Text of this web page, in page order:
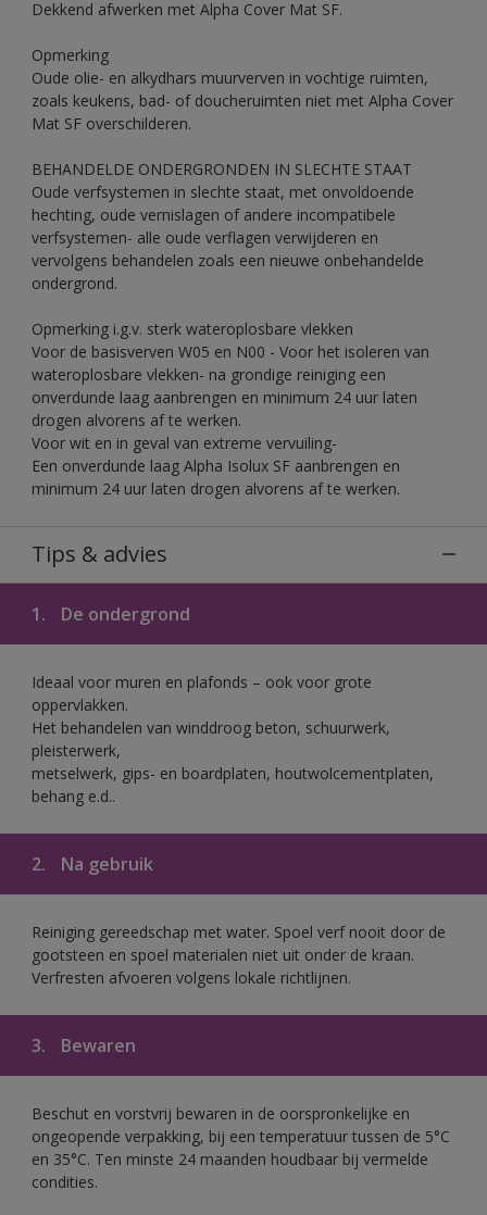
Dekkend afwerken met Alpha Cover Mat SF.
Opmerking
Oude olie- en alkydhars muurverven in vochtige ruimten,
zoals keukens, bad- of doucheruimten niet met Alpha Cover
Mat SF overschilderen.
BEHANDELDE ONDERGRONDEN IN SLECHTE STAAT
Oude verfsystemen in slechte staat, met onvoldoende
hechting, oude vernislagen of andere incompatibele
verfsystemen- alle oude verflagen verwijderen en
vervolgens behandelen zoals een nieuwe onbehandelde
ondergrond.
Opmerking i.g.v. sterk wateroplosbare vlekken
Voor de basisverven W05 en N00 - Voor het isoleren van
wateroplosbare vlekken- na grondige reiniging een
onverdunde laag aanbrengen en minimum 24 uur laten
drogen alvorens af te werken.
Voor wit en in geval van extreme vervuiling-
Een onverdunde laag Alpha Isolux SF aanbrengen en
minimum 24 uur laten drogen alvorens af te werken.
Tips & advies
1. De ondergrond
Ideaal voor muren en plafonds – ook voor grote
oppervlakken.
Het behandelen van winddroog beton, schuurwerk,
pleisterwerk,
metselwerk, gips- en boardplaten, houtwolcementplaten,
behang e.d..
2. Na gebruik
Reiniging gereedschap met water. Spoel verf nooit door de
gootsteen en spoel materialen niet uit onder de kraan.
Verfresten afvoeren volgens lokale richtlijnen.
3. Bewaren
Beschut en vorstvrij bewaren in de oorspronkelijke en
ongeopende verpakking, bij een temperatuur tussen de 5°C
en 35°C. Ten minste 24 maanden houdbaar bij vermelde
condities.